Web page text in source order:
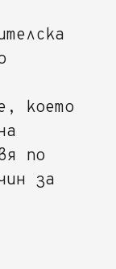
което
по
за